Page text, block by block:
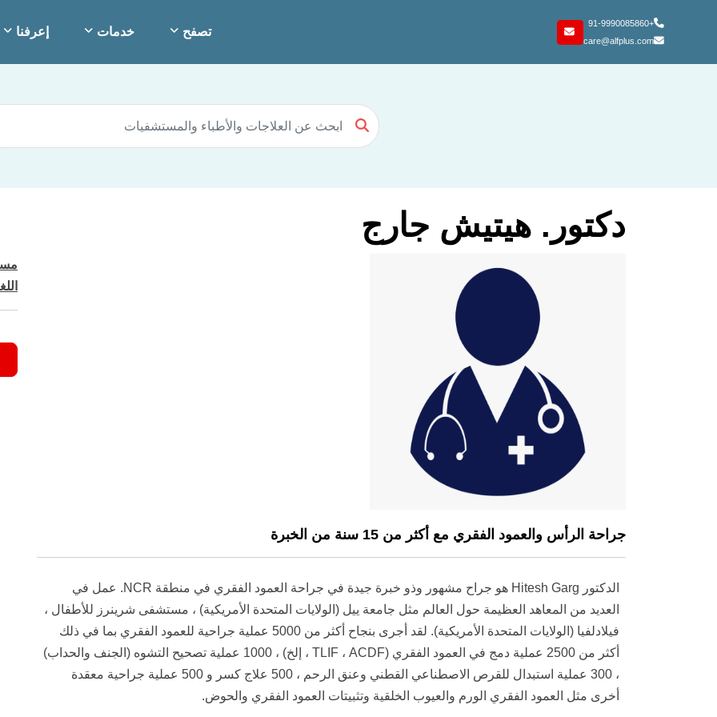
+91-9990085860
care@alfplus.com
تصفح خدمات إعرفنا
دكتور. هيتيش جارج
جراحة الرأس والعمود الفقري مع أكثر من 15 سنة من الخبرة
الدكتور Hitesh Garg هو جراح مشهور وذو خبرة جيدة في جراحة العمود الفقري في منطقة NCR. عمل في
العديد من المعاهد العظيمة حول العالم مثل جامعة ييل (الولايات المتحدة الأمريكية) ، مستشفى شرينرز للأطفال ،
فيلادلفيا (الولايات المتحدة الأمريكية). لقد أجرى بنجاح أكثر من 5000 عملية جراحية للعمود الفقري بما في ذلك
أكثر من 2500 عملية دمج في العمود الفقري (TLIF ، ACDF ، إلخ) ، 1000 عملية تصحيح التشوه (الجنف والحداب)
، 300 عملية استبدال للقرص الاصطناعي القطني وعنق الرحم ، 500 علاج كسر و 500 عملية جراحية معقدة
أخرى مثل العمود الفقري الورم والعيوب الخلقية وتثبيتات العمود الفقري والحوض.